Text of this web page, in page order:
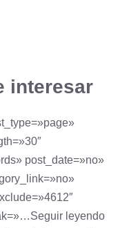
interesar
post_date=»no»
leyendo